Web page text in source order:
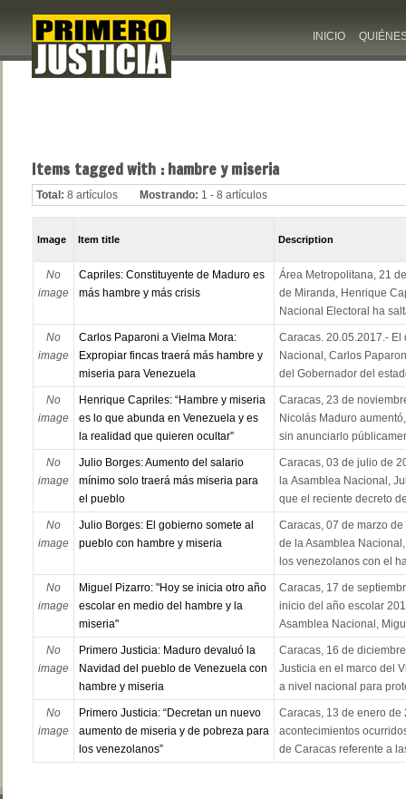
INICIO
Items tagged with : hambre y miseria
Total: 8 artículos Mostrando: 1 - 8 artículos
Image Item title Description
No
image
Capriles: Constituyente de Maduro es
más hambre y más crisis
Área Metropolitana, 21
de Miranda, Henrique
Nacional Electoral ha
No
image
Carlos Paparoni a Vielma Mora:
Expropiar fincas traerá más hambre y
miseria para Venezuela
Caracas. 20.05.2017.-
Nacional, Carlos
del Gobernador del
No
image
Henrique Capriles: “Hambre y miseria
es lo que abunda en Venezuela y es
la realidad que quieren ocultar”
Caracas, 23 de
Nicolás Maduro
sin anunciarlo
No
image
Julio Borges: Aumento del salario
mínimo solo traerá más miseria para
el pueblo
Caracas, 03 de julio de
la Asamblea Nacional,
que el reciente decreto
No
image
Julio Borges: El gobierno somete al
pueblo con hambre y miseria
Caracas, 07 de marzo
de la Asamblea
los venezolanos con el
No
image
Miguel Pizarro: "Hoy se inicia otro año
escolar en medio del hambre y la
miseria"
Caracas, 17 de
inicio del año escolar
Asamblea Nacional,
No
image
Primero Justicia: Maduro devaluó la
Navidad del pueblo de Venezuela con
hambre y miseria
Caracas, 16 de
Justicia en el marco del
a nivel nacional para
No
image
Primero Justicia: “Decretan un nuevo
aumento de miseria y de pobreza para
los venezolanos”
Caracas, 13 de enero de
acontecimientos
de Caracas referente a